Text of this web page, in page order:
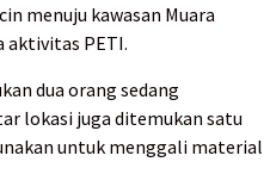
menuju kawasan Muara
aktivitas PETI.
dua orang sedang
lokasi juga ditemukan satu
untuk menggali material